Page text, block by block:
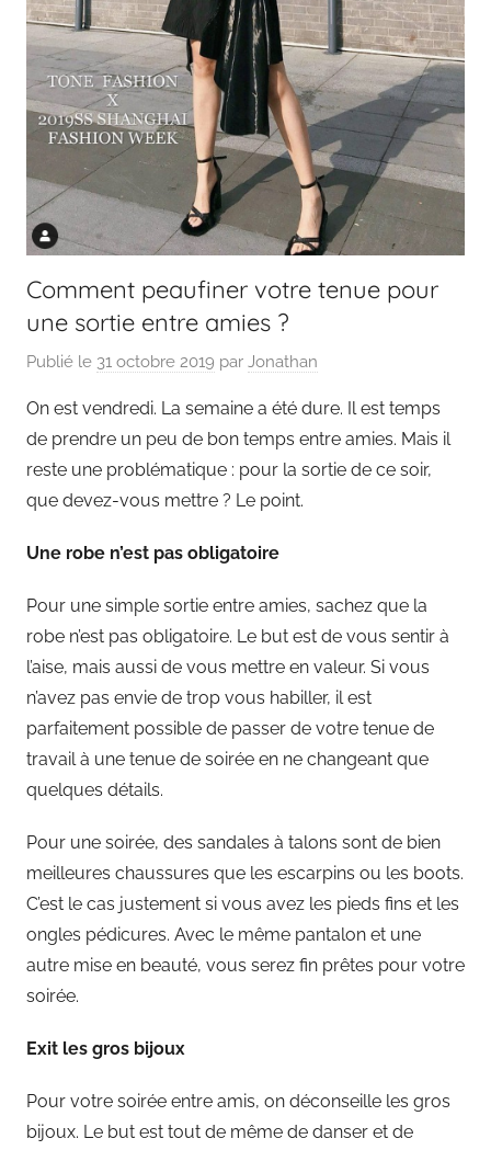
Comment peaufiner votre tenue pour
une sortie entre amies ?
Publié le 31 octobre 2019 par Jonathan
On est vendredi. La semaine a été dure. Il est temps
de prendre un peu de bon temps entre amies. Mais il
reste une problématique : pour la sortie de ce soir,
que devez-vous mettre ? Le point.
Une robe n’est pas obligatoire
Pour une simple sortie entre amies, sachez que la
robe n’est pas obligatoire. Le but est de vous sentir à
l’aise, mais aussi de vous mettre en valeur. Si vous
n’avez pas envie de trop vous habiller, il est
parfaitement possible de passer de votre tenue de
travail à une tenue de soirée en ne changeant que
quelques détails.
Pour une soirée, des sandales à talons sont de bien
meilleures chaussures que les escarpins ou les boots.
C’est le cas justement si vous avez les pieds fins et les
ongles pédicures. Avec le même pantalon et une
autre mise en beauté, vous serez fin prêtes pour votre
soirée.
Exit les gros bijoux
Pour votre soirée entre amis, on déconseille les gros
bijoux. Le but est tout de même de danser et de